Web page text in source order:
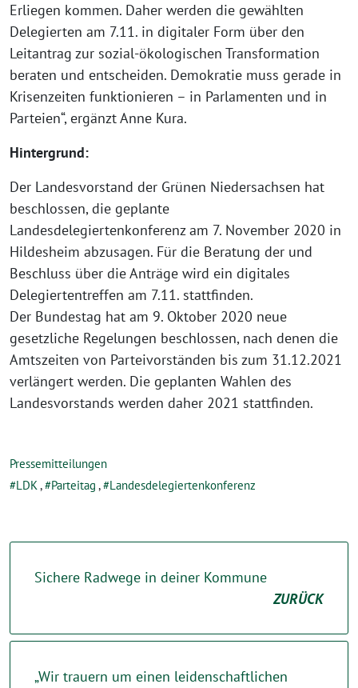
Erliegen kommen. Daher werden die gewählten
Delegierten am 7.11. in digitaler Form über den
Leitantrag zur sozial-ökologischen Transformation
beraten und entscheiden. Demokratie muss gerade in
Krisenzeiten funktionieren – in Parlamenten und in
Parteien“, ergänzt Anne Kura.
Hintergrund:
Der Landesvorstand der Grünen Niedersachsen hat
beschlossen, die geplante
Landesdelegiertenkonferenz am 7. November 2020 in
Hildesheim abzusagen. Für die Beratung der und
Beschluss über die Anträge wird ein digitales
Delegiertentreffen am 7.11. stattfinden.
Der Bundestag hat am 9. Oktober 2020 neue
gesetzliche Regelungen beschlossen, nach denen die
Amtszeiten von Parteivorständen bis zum 31.12.2021
verlängert werden. Die geplanten Wahlen des
Landesvorstands werden daher 2021 stattfinden.
Pressemitteilungen
LDK, Parteitag , Landesdelegiertenkonferenz
Sichere Radwege in deiner Kommune
ZURÜCK
„Wir trauern um einen leidenschaftlichen